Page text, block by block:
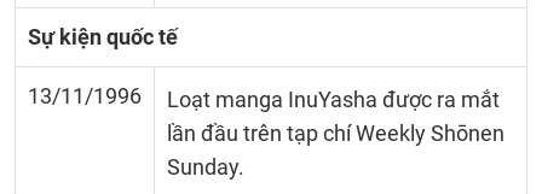
Sự kiện quốc tế
13/11/1996
Loạt manga InuYasha được ra mắt
lần đầu trên tạp chí Weekly Shōnen
Sunday.